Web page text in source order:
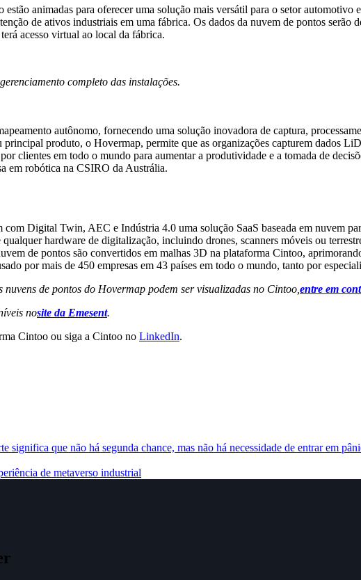
animadas para oferecer uma solução mais versátil para o setor
de ativos industriais em uma fábrica. Os dados da nuvem de pontos
acesso virtual ao local da fábrica.
completo das instalações.
autônomo, fornecendo uma solução inovadora de captura,
principal produto, o Hovermap, permite que as organizações capturem dados
clientes em todo o mundo para aumentar a produtividade e a tomada de
em robótica na CSIRO da Austrália.
com Digital Twin, AEC e Indústria 4.0 uma solução SaaS baseada em nuvem
hardware de digitalização, incluindo drones, scanners móveis ou
de pontos são convertidos em malhas 3D na plataforma Cintoo,
por mais de 450 empresas em 43 países em todo o mundo, tanto por
de pontos do Hovermap podem ser visualizadas no Cintoo, entre em
nosite da Emesent.
Cintoo ou siga a Cintoo no LinkedIn.
significa que não há segunda chance, mas não há necessidade de entrar em
de metaverso industrial